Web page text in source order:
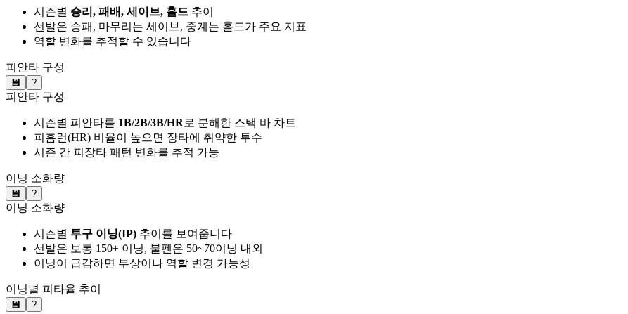
시즌별 승리, 패배, 세이브, 홀드 추이
선발은 승패, 마무리는 세이브, 중계는 홀드가 주요 지표
역할 변화를 추적할 수 있습니다
피안타 구성
💾 ?
피안타 구성
시즌별 피안타를 1B/2B/3B/HR로 분해한 스택 바 차트
피홈런(HR) 비율이 높으면 장타에 취약한 투수
시즌 간 피장타 패턴 변화를 추적 가능
이닝 소화량
💾 ?
이닝 소화량
시즌별 투구 이닝(IP) 추이를 보여줍니다
선발은 보통 150+ 이닝, 불펜은 50~70이닝 내외
이닝이 급감하면 부상이나 역할 변경 가능성
이닝별 피타율 추이
💾 ?